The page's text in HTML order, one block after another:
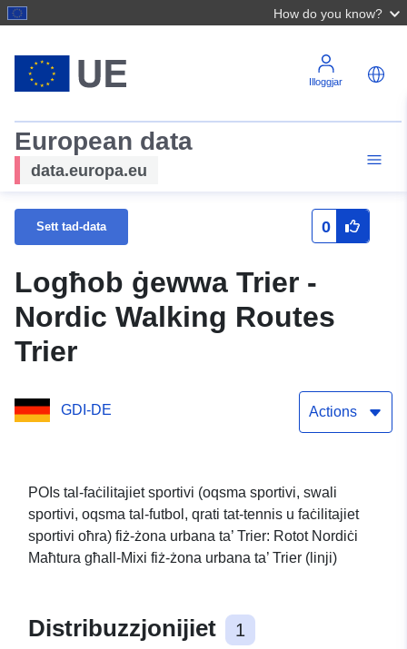
How do you know?
Illoggjar
European data
data.europa.eu
Sett tad-data 0
Logħob ġewwa Trier -
Nordic Walking Routes
Trier
GDI-DE Actions
POIs tal-faċilitajiet sportivi (oqsma sportivi, swali
sportivi, oqsma tal-futbol, qrati tat-tennis u faċilitajiet
sportivi oħra) fiż-żona urbana ta’ Trier: Rotot Nordiċi
Maħtura għall-Mixi fiż-żona urbana ta’ Trier (linji)
Distribuzzjonijiet 1